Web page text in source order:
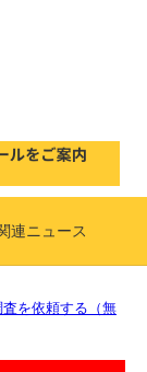
連ニュース
を依頼する（無